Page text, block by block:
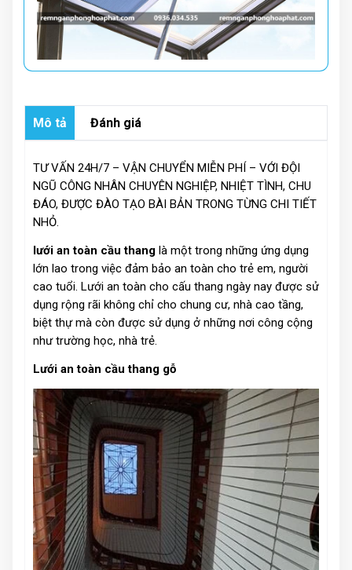
Mô tả Đánh giá
TƯ VẤN 24H/7 – VẬN CHUYỂN MIỄN PHÍ – VỚI ĐỘI
NGŨ CÔNG NHÂN CHUYÊN NGHIỆP, NHIỆT TÌNH, CHU
ĐÁO, ĐƯỢC ĐÀO TẠO BÀI BẢN TRONG TỪNG CHI TIẾT
NHỎ.
lưới an toàn cầu thang là một trong những ứng dụng
lớn lao trong việc đảm bảo an toàn cho trẻ em, người
cao tuổi. Lưới an toàn cho cấu thang ngày nay được sử
dụng rộng rãi không chỉ cho chung cư, nhà cao tầng,
biệt thự mà còn được sử dụng ở những nơi công cộng
như trường học, nhà trẻ.
Lưới an toàn cầu thang gỗ